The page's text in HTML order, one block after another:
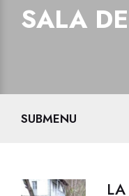
SALA
SUBMENU